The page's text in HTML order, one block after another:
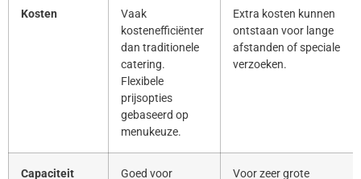
Kosten
Vaak
kostenefficiënter
dan traditionele
catering.
Flexibele
prijsopties
gebaseerd op
menukeuze.
Extra kosten kunnen
ontstaan voor lange
afstanden of speciale
verzoeken.
Capaciteit
Goed voor
Voor zeer grote